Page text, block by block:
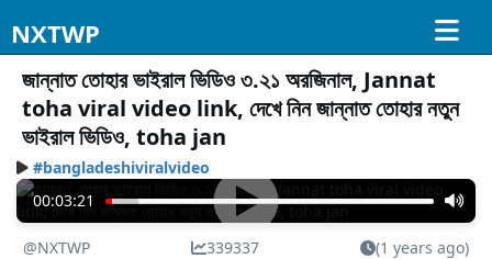
NXTWP
জান্নাত তোহার ভাইরাল ভিডিও ৩.২১ অরজিনাল, Jannat
toha viral video link, দেখে নিন জান্নাত তোহার নতুন
ভাইরাল ভিডিও, toha jan
#bangladeshiviralvideo
00:03:21
@NXTWP 339337 (1 years ago)